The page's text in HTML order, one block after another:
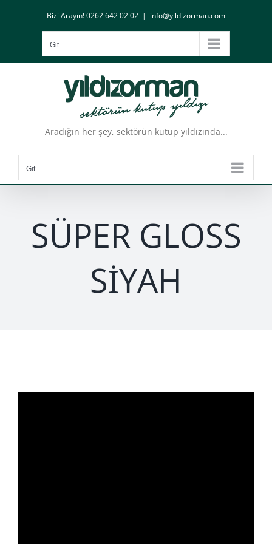
Bizi Arayın! 0262 642 02 02 | info@yildizorman.com
Git...
Aradığın her şey, sektörün kutup yıldızında...
Git...
SÜPER GLOSS
SİYAH